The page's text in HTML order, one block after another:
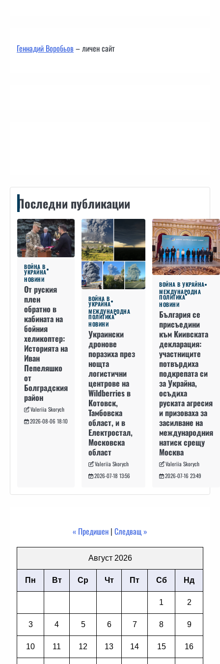
Геннадий Воробьов– личен сайт
Последни публикации
ВОЙНА В
УКРАЙНА
НОВИНИ
От руския
плен
обратно в
кабината на
бойния
хеликоптер:
Историята на
Иван
Пепеляшко
от
Болградския
район
Valeriia Skorych
2026-08-06 18:10
ВОЙНА В
УКРАЙНА
МЕЖДУНАРОДНА
ПОЛИТИКА
НОВИНИ
Украински
дронове
поразиха през
нощта
логистични
центрове на
Wildberries в
Котовск,
Тамбовска
област, и в
Електростал,
Московска
област
Valeriia Skorych
2026-07-18 13:56
ВОЙНА В УКРАЙНА
МЕЖДУНАРОДНА
ПОЛИТИКА
НОВИНИ
България се
присъедини
към Киивската
декларация:
участниците
потвърдиха
подкрепата си
за Украйна,
осъдиха
руската агресия
и призоваха за
засилване на
международния
натиск срещу
Москва
Valeriia Skorych
2026-07-16 23:49
« Предишен | Следващ »
Август 2026
Пн Вт Ср Чт Пт Сб Нд
1 2
3 4 5 6 7 8 9
10 11 12 13 14 15 16